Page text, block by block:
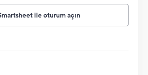
ile oturum açın